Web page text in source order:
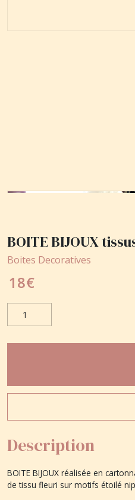
BOITE BIJOUX
Boites Decoratives
18€
Description
BOITE BIJOUX réalisée en
de tissu fleuri sur motifs étoilé